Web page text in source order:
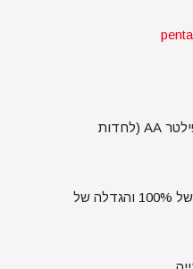
חיישן: 20 מגה פיקסל APS-C ללא פילטר AA (לחדות
עינית: אופטית (מנסרה) בעלת כיסוי של 100% והגדלה של